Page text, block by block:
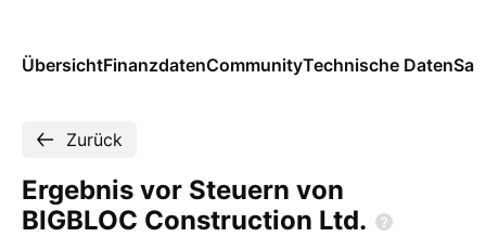
ÜbersichtFinanzdatenCommunityTechnische Daten
Zurück
Ergebnis vor Steuern von
BIGBLOC Construction Ltd.